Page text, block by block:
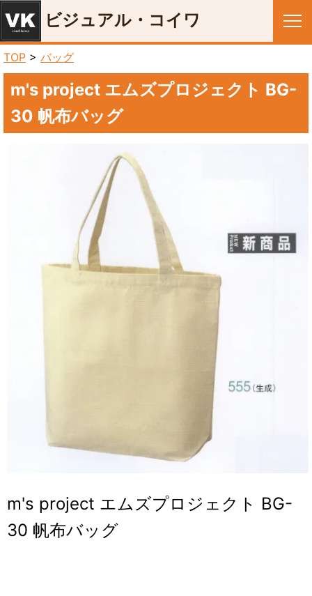
ビジュアル・コイワ
TOP > バッグ
m's project エムズプロジェクト BG-
30 帆布バッグ
m's project エムズプロジェクト BG-
30 帆布バッグ